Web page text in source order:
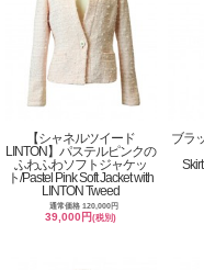
【シャネルツイード
LINTON】パステルピンクの
ふわふわソフトジャケッ
ト/Pastel Pink Soft Jacket with
LINTON Tweed
通常価格 120,000円
39,000円(税別)
ブラ